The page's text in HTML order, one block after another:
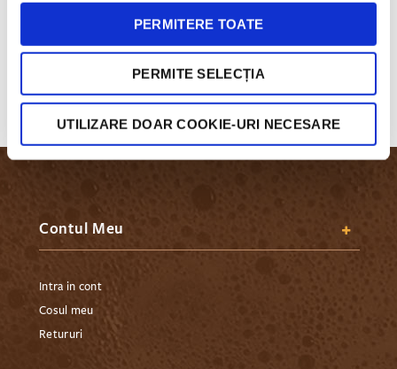
PERMITERE TOATE
PERMITE SELECȚIA
UTILIZARE DOAR COOKIE-URI NECESARE
Mereu la indemana
Ne poti contacta prin email, social media sau la telefon. Tu
alegi!
Contul Meu
Intra in cont
Cosul meu
Retururi